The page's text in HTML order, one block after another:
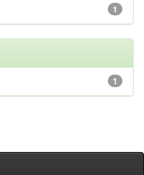
1
1